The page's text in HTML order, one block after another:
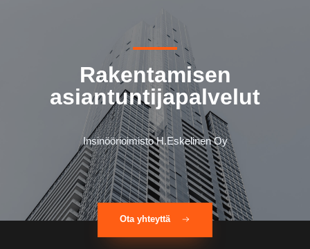
Rakentamisen
asiantuntijapalvelut
Insinöörioimisto H.Eskelinen Oy
Ota yhteyttä